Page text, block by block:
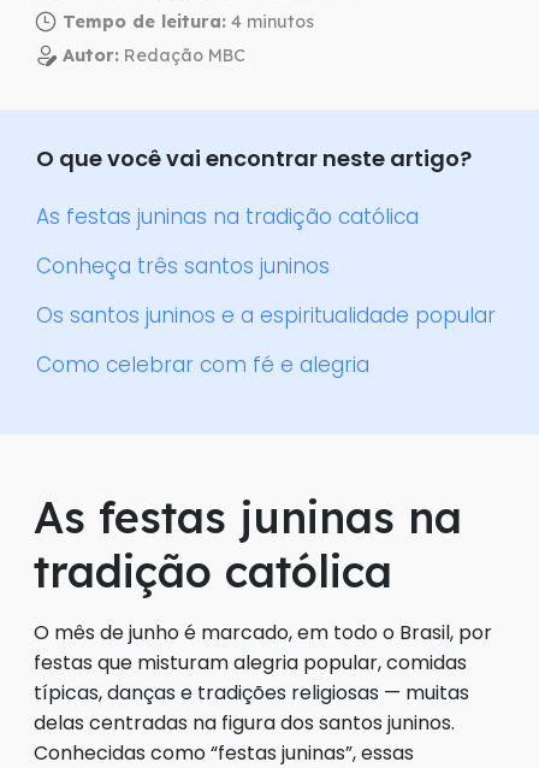
Tempo de leitura:
Autor: Redação MBC
O que você vai encontrar neste artigo?
As festas juninas na tradição católica
Conheça três santos juninos
Os santos juninos e a espiritualidade popular
Como celebrar com fé e alegria
As festas juninas na
tradição católica
O mês de junho é marcado, em todo o Brasil, por
festas que misturam alegria popular, comidas
típicas, danças e tradições religiosas — muitas
delas centradas na figura dos santos juninos.
Conhecidas como “festas juninas”, essas